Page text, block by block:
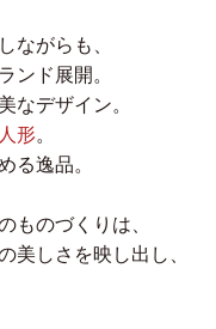
ながらも、
ンド展開。
なデザイン。
形。
る逸品。
ものづくりは、
美しさを映し出し、